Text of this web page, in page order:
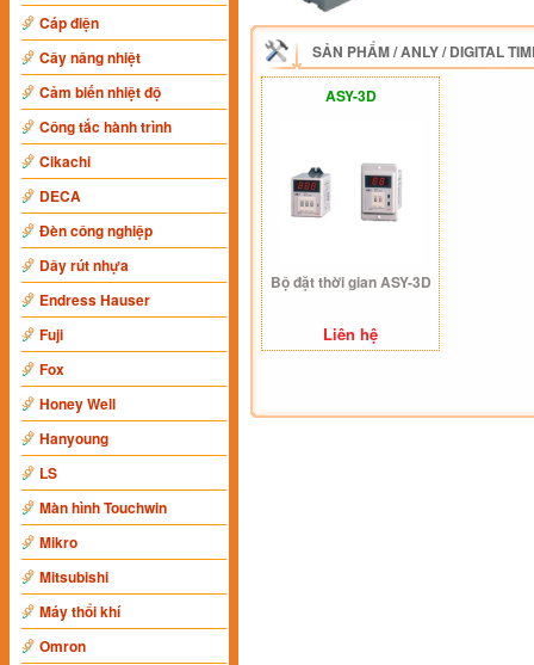
Cáp điện
Cây nâng nhiệt
Cảm biến nhiệt độ
Công tắc hành trình
Cikachi
DECA
Đèn công nghiệp
Dây rút nhựa
Endress Hauser
Fuji
Fox
Honey Well
Hanyoung
LS
Màn hình Touchwin
Mikro
Mitsubishi
Máy thổi khí
Omron
SẢN PHẨM/ANLY/DIGITAL
ASY-3D
Bộ đặt thời gian ASY-3D
Liên hệ